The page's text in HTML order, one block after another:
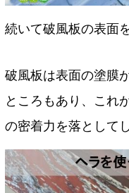
続いて破風板の表面
破風板は表面の塗膜
ところもあり、これ
の密着力を落として